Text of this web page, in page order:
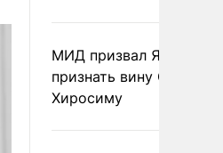
МИД призвал Японию
признать вину США за
Хиросиму